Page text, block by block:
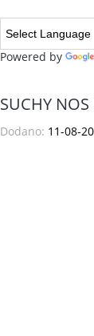
Powered by
SUCHY
Dodano: 11-08-